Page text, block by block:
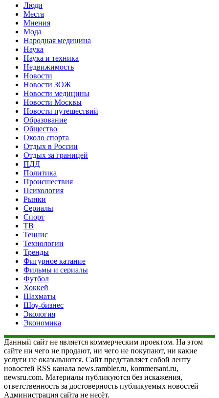
Люди
Места
Мнения
Мода
Народная медицина
Наука
Наука и техника
Недвижимость
Новости
Новости ЗОЖ
Новости медицины
Новости Москвы
Новости путешествий
Образование
Общество
Около спорта
Отдых в России
Отдых за границей
ПДД
Политика
Происшествия
Психология
Рынки
Сериалы
Спорт
ТВ
Теннис
Технологии
Тренды
Фигурное катание
Фильмы и сериалы
Футбол
Хоккей
Шахматы
Шоу-бизнес
Экология
Экономика
Данный сайт не является коммерческим проектом. На этом
сайте ни чего не продают, ни чего не покупают, ни какие
услуги не оказываются. Сайт представляет собой ленту
новостей RSS канала news.rambler.ru, kommersant.ru,
newsru.com. Материалы публикуются без искажения,
ответственность за достоверность публикуемых новостей
Администрация сайта не несёт.